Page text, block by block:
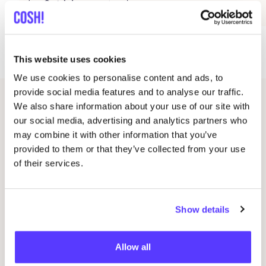
This website uses cookies
We use cookies to personalise content and ads, to
provide social media features and to analyse our traffic.
We also share information about your use of our site with
our social media, advertising and analytics partners who
may combine it with other information that you’ve
provided to them or that they’ve collected from your use
of their services.
Show details
Allow all
Ontdek meer
Ide­aal om je huis duur­zaamer Hal­lo­ween-klaar
Andere evenementen